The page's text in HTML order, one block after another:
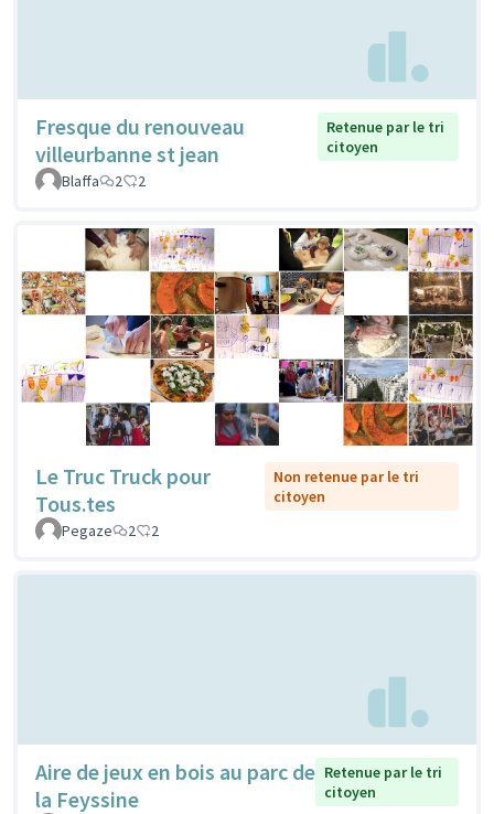
Fresque du renouveau
villeurbanne st jean
Retenue par le tri
citoyen
Blaffa
2 2
Le Truc Truck pour
Tous.tes
Non retenue par le tri
citoyen
Pegaze
2 2
Aire de jeux en bois au parc de
la Feyssine
Retenue par le tri
citoyen